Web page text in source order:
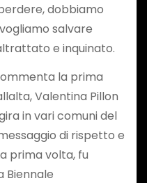
dobbiamo
salvare
e inquinato.
la prima
Valentina Pillon
in vari comuni del
di rispetto e
prima volta, fu
Biennale